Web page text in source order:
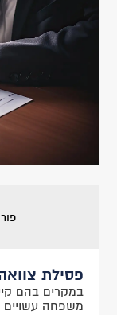
פסילת
במקרים בהם
משפחה עשויים